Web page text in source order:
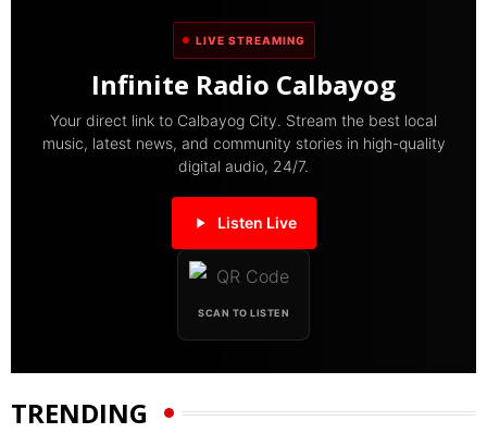
LIVE STREAMING
Infinite Radio Calbayog
Your direct link to Calbayog City. Stream the best local
music, latest news, and community stories in high-quality
digital audio, 24/7.
Listen Live
SCAN TO LISTEN
TRENDING